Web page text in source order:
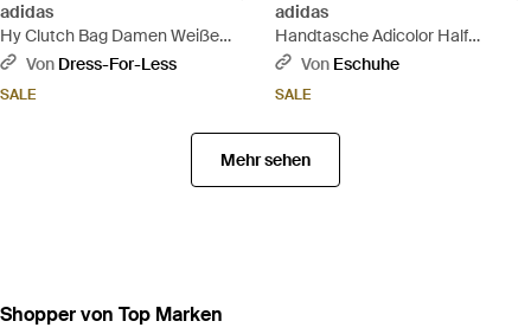
adidas
Hy Clutch Bag Damen Weiße
Tasche Sleeve - Weiß
Von Dress-For-Less
SALE
adidas
Handtasche Adicolor Half
Crescent Bag Metallic Pu Kr1562
Von Eschuhe
SALE
Mehr sehen
Shopper von Top Marken